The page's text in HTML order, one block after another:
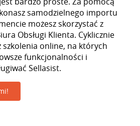
samodzielnego importu
możesz skorzystać z
Obsługi Klienta. Cyklicznie
online, na których
funkcjonalności i
Sellasist.